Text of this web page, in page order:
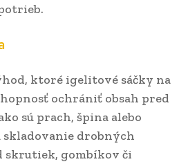
ktoré igelitové sáčky na
ochrániť obsah pred
sú prach, špina alebo
skladovanie drobných
skrutiek, gombíkov či